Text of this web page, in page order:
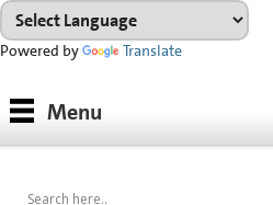
Powered by Translate
Produkti
Produktu sistēmas
Konsultācijas
Menu